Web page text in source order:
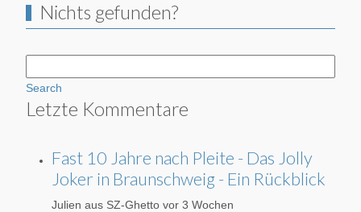
Nichts gefunden?
Search
Letzte Kommentare
Fast 10 Jahre nach Pleite - Das Jolly
Joker in Braunschweig - Ein Rückblick
Julien aus SZ-Ghetto vor 3 Wochen